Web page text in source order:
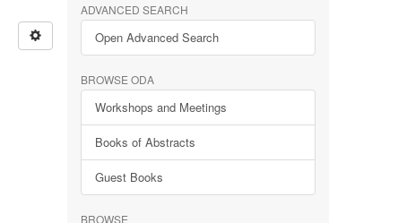
ADVANCED SEARCH
Open Advanced Search
BROWSE ODA
Workshops and Meetings
Books of Abstracts
Guest Books
BROWSE